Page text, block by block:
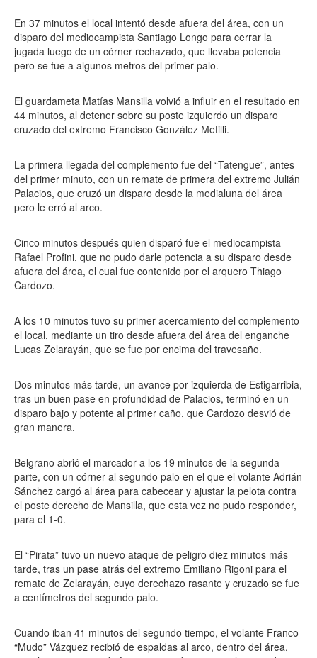
En 37 minutos el local intentó desde afuera del área, con un
disparo del mediocampista Santiago Longo para cerrar la
jugada luego de un córner rechazado, que llevaba potencia
pero se fue a algunos metros del primer palo.
El guardameta Matías Mansilla volvió a influir en el resultado en
44 minutos, al detener sobre su poste izquierdo un disparo
cruzado del extremo Francisco González Metilli.
La primera llegada del complemento fue del “Tatengue”, antes
del primer minuto, con un remate de primera del extremo Julián
Palacios, que cruzó un disparo desde la medialuna del área
pero le erró al arco.
Cinco minutos después quien disparó fue el mediocampista
Rafael Profini, que no pudo darle potencia a su disparo desde
afuera del área, el cual fue contenido por el arquero Thiago
Cardozo.
A los 10 minutos tuvo su primer acercamiento del complemento
el local, mediante un tiro desde afuera del área del enganche
Lucas Zelarayán, que se fue por encima del travesaño.
Dos minutos más tarde, un avance por izquierda de Estigarribia,
tras un buen pase en profundidad de Palacios, terminó en un
disparo bajo y potente al primer caño, que Cardozo desvió de
gran manera.
Belgrano abrió el marcador a los 19 minutos de la segunda
parte, con un córner al segundo palo en el que el volante Adrián
Sánchez cargó al área para cabecear y ajustar la pelota contra
el poste derecho de Mansilla, que esta vez no pudo responder,
para el 1-0.
El “Pirata” tuvo un nuevo ataque de peligro diez minutos más
tarde, tras un pase atrás del extremo Emiliano Rigoni para el
remate de Zelarayán, cuyo derechazo rasante y cruzado se fue
a centímetros del segundo palo.
Cuando iban 41 minutos del segundo tiempo, el volante Franco
“Mudo” Vázquez recibió de espaldas al arco, dentro del área,